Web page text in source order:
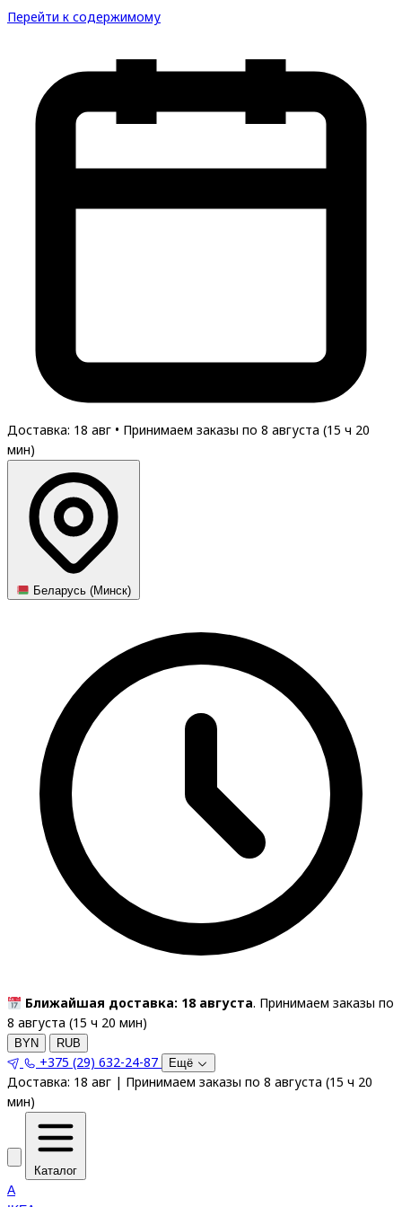
Перейти к содержимому
Доставка: 18 авг • Принимаем заказы по 8 августа (15 ч 20
мин)
Беларусь (Минск)
Ближайшая доставка: 18 августа. Принимаем заказы по
8 августа (15 ч 20 мин)
BYN RUB
+375 (29) 632-24-87 Ещё
Доставка: 18 авг | Принимаем заказы по 8 августа (15 ч 20
мин)
Каталог
A